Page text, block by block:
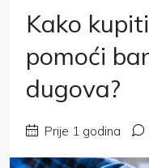
Kako
pomoći
dugova?
Prije 1 godina